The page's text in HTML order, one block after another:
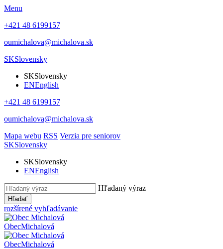
Menu
+421 48 6199157
oumichalova@michalova.sk
SKSlovensky
SKSlovensky
ENEnglish
+421 48 6199157
oumichalova@michalova.sk
Mapa webu RSS Verzia pre seniorov
SKSlovensky
SKSlovensky
ENEnglish
Hľadaný výraz
Hľadať
rozšírené vyhľadávanie
ObecMichalová
ObecMichalová